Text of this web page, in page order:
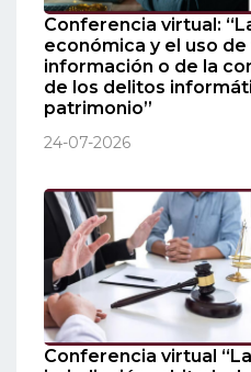
Conferencia virtual:
económica y el uso
información o de la
de los delitos
patrimonio”
24-07-2026
Conferencia virtual